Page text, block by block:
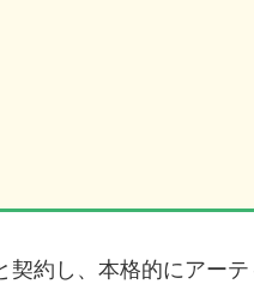
約し、本格的にアーテ